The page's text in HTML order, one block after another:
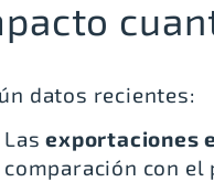
datos recientes:
Lasexportaciones
comparación con